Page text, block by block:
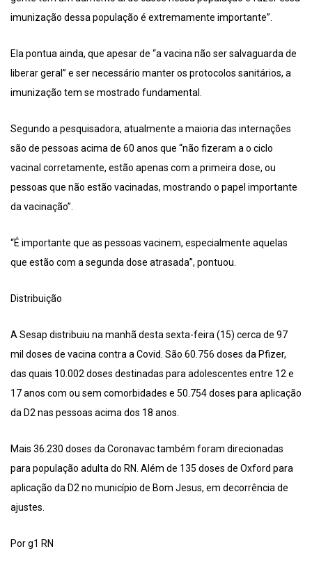
imunização dessa população é extremamente importante”.
Ela pontua ainda, que apesar de “a vacina não ser salvaguarda de
liberar geral” e ser necessário manter os protocolos sanitários, a
imunização tem se mostrado fundamental.
Segundo a pesquisadora, atualmente a maioria das internações
são de pessoas acima de 60 anos que “não fizeram a o ciclo
vacinal corretamente, estão apenas com a primeira dose, ou
pessoas que não estão vacinadas, mostrando o papel importante
da vacinação”.
“É importante que as pessoas vacinem, especialmente aquelas
que estão com a segunda dose atrasada”, pontuou.
Distribuição
A Sesap distribuiu na manhã desta sexta-feira (15) cerca de 97
mil doses de vacina contra a Covid. São 60.756 doses da Pfizer,
das quais 10.002 doses destinadas para adolescentes entre 12 e
17 anos com ou sem comorbidades e 50.754 doses para aplicação
da D2 nas pessoas acima dos 18 anos.
Mais 36.230 doses da Coronavac também foram direcionadas
para população adulta do RN. Além de 135 doses de Oxford para
aplicação da D2 no município de Bom Jesus, em decorrência de
ajustes.
Por g1 RN